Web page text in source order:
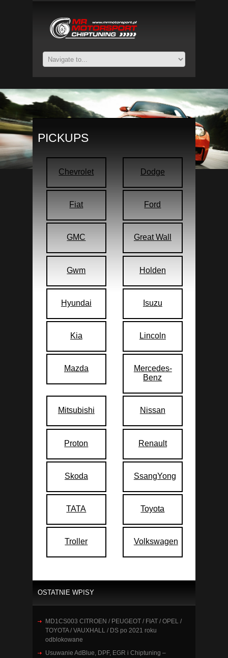
PICKUPS
Chevrolet Dodge
Fiat Ford
GMC Great Wall
Gwm Holden
Hyundai Isuzu
Kia Lincoln
Mazda
Mercedes-
Benz
Mitsubishi Nissan
Proton Renault
Skoda SsangYong
TATA Toyota
Troller Volkswagen
OSTATNIE WPISY
MD1CS003 CITROEN / PEUGEOT / FIAT / OPEL /
TOYOTA / VAUXHALL / DS po 2021 roku
odblokowane
Usuwanie AdBlue, DPF, EGR i Chiptuning –